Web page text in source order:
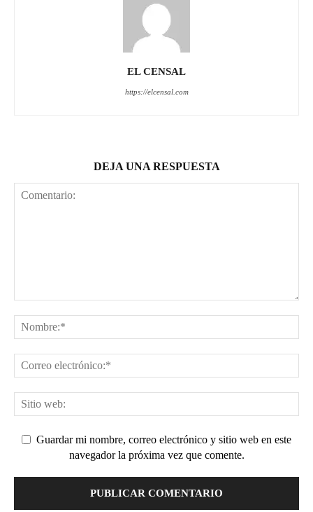
EL CENSAL
https://elcensal.com
DEJA UNA RESPUESTA
Guardar mi nombre, correo electrónico y sitio web en este
navegador la próxima vez que comente.